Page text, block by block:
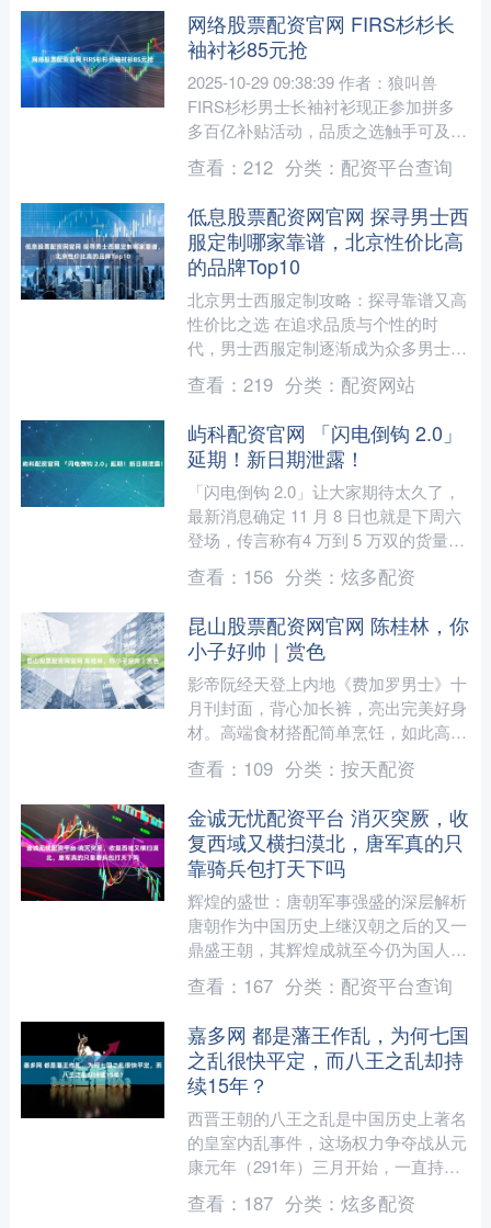
网络股票配资官网 FIRS杉杉长
袖衬衫85元抢
2025-10-29 09:38:39 作者：狼叫兽
FIRS杉杉男士长袖衬衫现正参加拼多
多百亿补贴活动，品质之选触手可及！
这款衬衫采用高品质桑蚕丝混纺面料，
柔....
查看： 212 分类： 配资平台查询
低息股票配资网官网 探寻男士西
服定制哪家靠谱，北京性价比高
的品牌Top10
北京男士西服定制攻略：探寻靠谱又高
性价比之选 在追求品质与个性的时
代，男士西服定制逐渐成为众多男士的
选择。在北京这座时尚与文化交融的城
市，有许多西服定制品牌可供....
查看： 219 分类： 配资网站
屿科配资官网 「闪电倒钩 2.0」
延期！新日期泄露！
「闪电倒钩 2.0」让大家期待太久了，
最新消息确定 11 月 8 日也就是下周六
登场，传言称有4 万到 5 万双的货量。
白蓝配色看着更清爽，此次的蓝色倒钩
也比....
查看： 156 分类： 炫多配资
昆山股票配资网官网 陈桂林，你
小子好帅｜赏色
影帝阮经天登上内地《费加罗男士》十
月刊封面，背心加长裤，亮出完美好身
材。高端食材搭配简单烹饪，如此高明
的性感。将满43岁的“陈桂林”，秉持“对
自己诚实”的人生态....
查看： 109 分类： 按天配资
金诚无忧配资平台 消灭突厥，收
复西域又横扫漠北，唐军真的只
靠骑兵包打天下吗
辉煌的盛世：唐朝军事强盛的深层解析
唐朝作为中国历史上继汉朝之后的又一
鼎盛王朝，其辉煌成就至今仍为国人所
称颂。在唐高宗统治时期，唐朝的疆域
达到了空前辽阔的120....
查看： 167 分类： 配资平台查询
嘉多网 都是藩王作乱，为何七国
之乱很快平定，而八王之乱却持
续15年？
西晋王朝的八王之乱是中国历史上著名
的皇室内乱事件，这场权力争夺战从元
康元年（291年）三月开始，一直持续
到光熙元年（306年），前后跨越十五
年之久。动乱分为两个....
查看： 187 分类： 炫多配资